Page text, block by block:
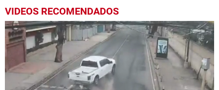
VIDEOS RECOMENDADOS